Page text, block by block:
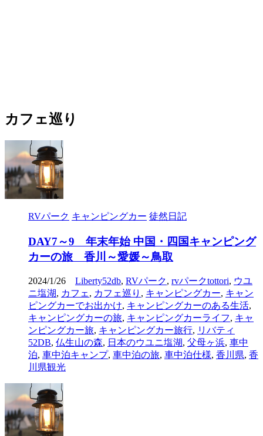
カフェ巡り
RVパーク キャンピングカー 徒然日記
DAY7～9 年末年始 中国・四国キャンピング
カーの旅 香川～愛媛～鳥取
2024/1/26 Liberty52db, RVパーク, rvパークtottori, ウユ
ニ塩湖, カフェ , カフェ巡り , キャンピングカー, キャン
ピングカーでお出かけ, キャンピングカーのある生活,
キャンピングカーの旅, キャンピングカーライフ, キャ
ンピングカー旅, キャンピングカー旅行, リバティ
52DB, 仏生山の森, 日本のウユニ塩湖, 父母ヶ浜, 車中
泊, 車中泊キャンプ, 車中泊の旅, 車中泊仕様, 香川県, 香
川県観光